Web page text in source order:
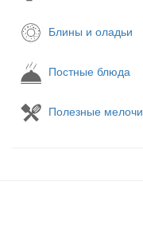
Блины и оладьи
Постные блюда
Полезные мелочи